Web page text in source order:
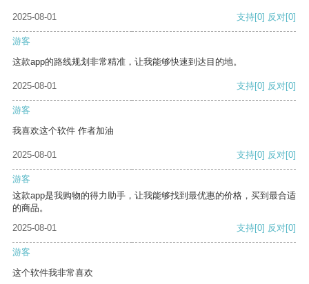
2025-08-01 支持[0] 反对[0]
游客
这款app的路线规划非常精准，让我能够快速到达目的地。
2025-08-01 支持[0] 反对[0]
游客
我喜欢这个软件 作者加油
2025-08-01 支持[0] 反对[0]
游客
这款app是我购物的得力助手，让我能够找到最优惠的价格，买到最合适
的商品。
2025-08-01
支持[0] 反对[0]
游客
这个软件我非常喜欢